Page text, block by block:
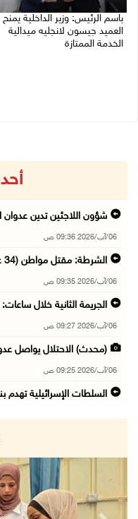
باسم الرئيس: وزير الداخلية يمنح
العميد جيسون لانجليه ميدالية
الخدمة الممتازة
شؤون اللاجئين تدين
06/آب/2026 09:36 ص
الشرطة: مقتل مواطن (34 عاما) في بيرزيت شمال ر ...
06/آب/2026 09:35 ص
الجريمة الثانية خلال
06/آب/2026 09:27 ص
(محدث) الاحتلال يواصل
06/آب/2026 09:25 ص
السلطات الإسرائيلية
الاحتلال يعتقل شابا من
06/آب/2026 08:54 ص
الاحتلال يعتقل 4 مواطنين من محافظة نابلس
06/آب/2026 08:36 ص